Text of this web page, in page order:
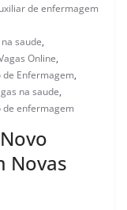
de enfermagem
saude,
Online,
de Enfermagem,
na saude,
de enfermagem
Novas